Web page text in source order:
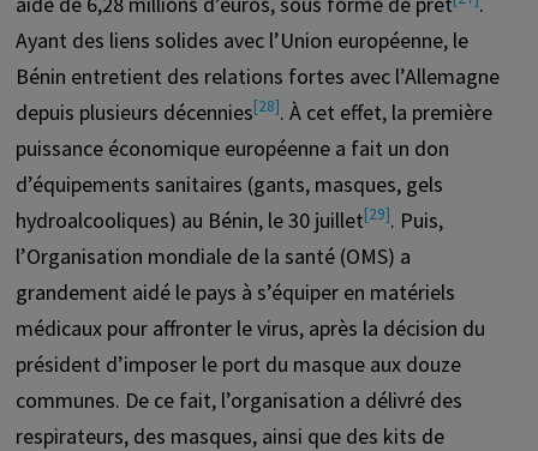
Ayant des liens solides avec l’Union européenne, le
Bénin entretient des relations fortes avec l’Allemagne
depuis plusieurs décennies[28]. À cet effet, la première
puissance économique européenne a fait un don
d’équipements sanitaires (gants, masques, gels
hydroalcooliques) au Bénin, le 30 juillet[29]. Puis,
l’Organisation mondiale de la santé (OMS) a
grandement aidé le pays à s’équiper en matériels
médicaux pour affronter le virus, après la décision du
président d’imposer le port du masque aux douze
communes. De ce fait, l’organisation a délivré des
respirateurs, des masques, ainsi que des kits de